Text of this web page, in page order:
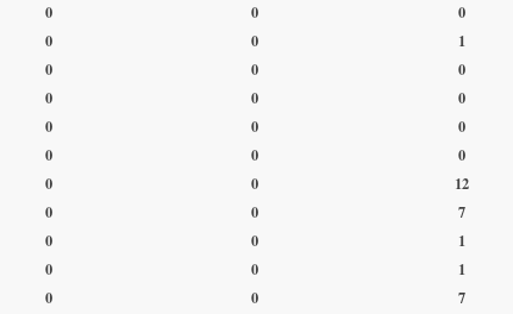
0 0 0
0 0 1
0 0 0
0 0 0
0 0 0
0 0 0
0 0 12
0 0 7
0 0 1
0 0 1
0 0 7